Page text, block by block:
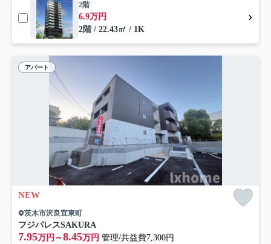
2階
6.9万円
2階 / 22.43㎡ / 1K
アパート
NEW
茨木市沢良宜東町
フジパレスSAKURA
7.95万円～8.45万円 管理/共益費7,300円